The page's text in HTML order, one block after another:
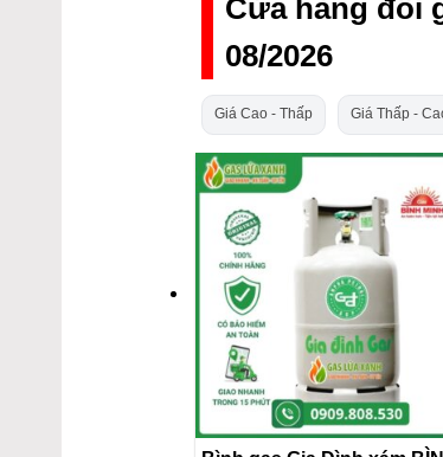
Cửa hàng đổi
08/2026
Giá Cao - Thấp Giá Thấp -